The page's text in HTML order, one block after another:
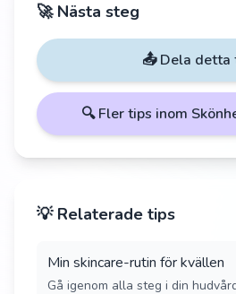
🚀 Nästa steg
📤 Dela detta
🔍 Fler tips inom
💡 Relaterade tips
Min skincare-rutin för kvällen
Gå igenom alla steg i din